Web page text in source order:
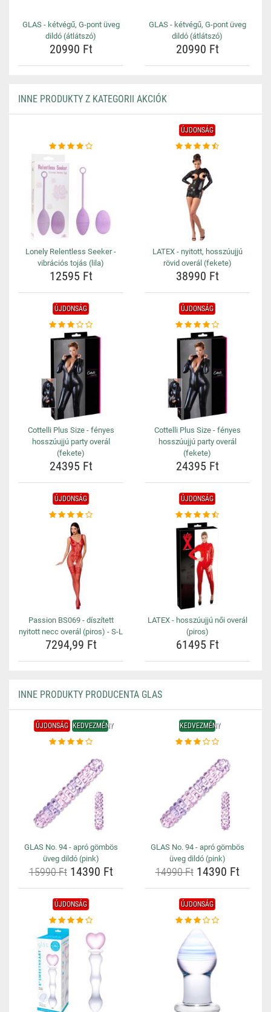
GLAS - kétvégű, G-pont üveg
dildó (átlátszó)
20990 Ft
GLAS - kétvégű, G-pont üveg
dildó (átlátszó)
20990 Ft
INNE PRODUKTY Z KATEGORII AKCIÓK
Lonely Relentless Seeker -
vibrációs tojás (lila)
12595 Ft
ÚJDONSÁG
LATEX - nyitott, hosszúujjú
rövid overál (fekete)
38990 Ft
ÚJDONSÁG
Cottelli Plus Size - fényes
hosszúujjú party overál
(fekete)
24395 Ft
ÚJDONSÁG
Cottelli Plus Size - fényes
hosszúujjú party overál
(fekete)
24395 Ft
ÚJDONSÁG
Passion BS069 - díszített
nyitott necc overál (piros) - S-L
7294,99 Ft
ÚJDONSÁG
LATEX - hosszúujjú női overál
(piros)
61495 Ft
INNE PRODUKTY PRODUCENTA GLAS
ÚJDONSÁG KEDVEZMÉNY
GLAS No. 94 - apró gömbös
üveg dildó (pink)
15990 Ft14390 Ft
KEDVEZMÉNY
GLAS No. 94 - apró gömbös
üveg dildó (pink)
14990 Ft14390 Ft
ÚJDONSÁG ÚJDONSÁG